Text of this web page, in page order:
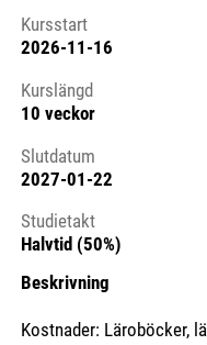
Kursstart 6250689
Kursstart
2026-11-16
Kurslängd
10 veckor
Slutdatum
2027-01-22
Studietakt
Halvtid (50%)
Beskrivning
Kostnader: Läroböcker,